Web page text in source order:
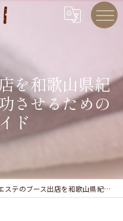
を和歌山県紀
させるための
ド
テのブース出店を和歌山県紀の川市田辺市で成功させるための実践ガイド